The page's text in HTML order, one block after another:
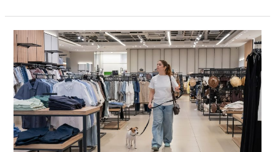
Las
mascotas
son
parte
de
las
dinámicas
de